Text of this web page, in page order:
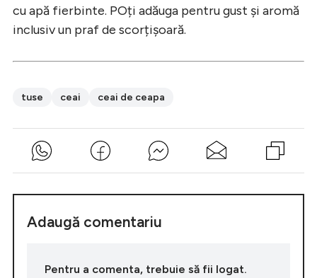
cu apă fierbinte. POți adăuga pentru gust și aromă
inclusiv un praf de scorțișoară.
tuse ceai ceai de ceapa
Adaugă comentariu
Pentru a comenta, trebuie să fii logat.